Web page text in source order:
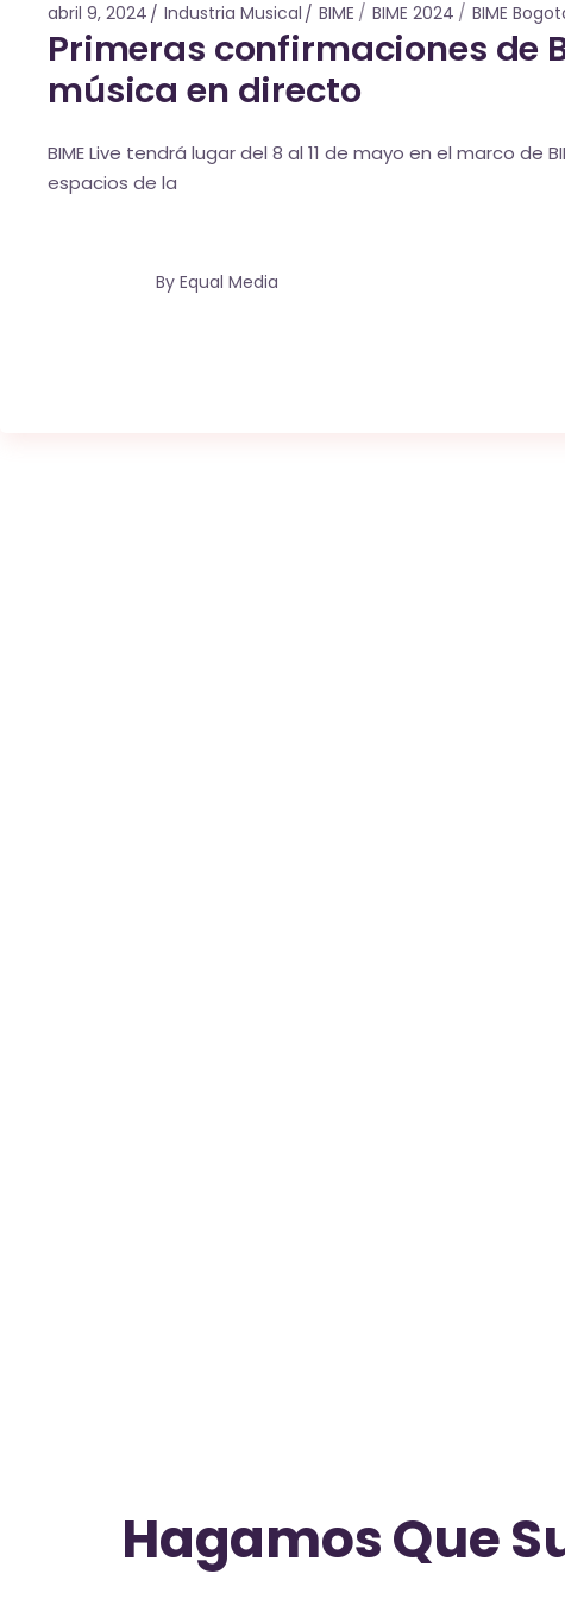
abril 9, 2024 Industria Musical BIME BIME 2024 BIME
Primeras confirmaciones de
música en directo
BIME Live tendrá lugar del 8 al 11 de mayo en el marco
espacios de la
By Equal Media
Hagamos Que